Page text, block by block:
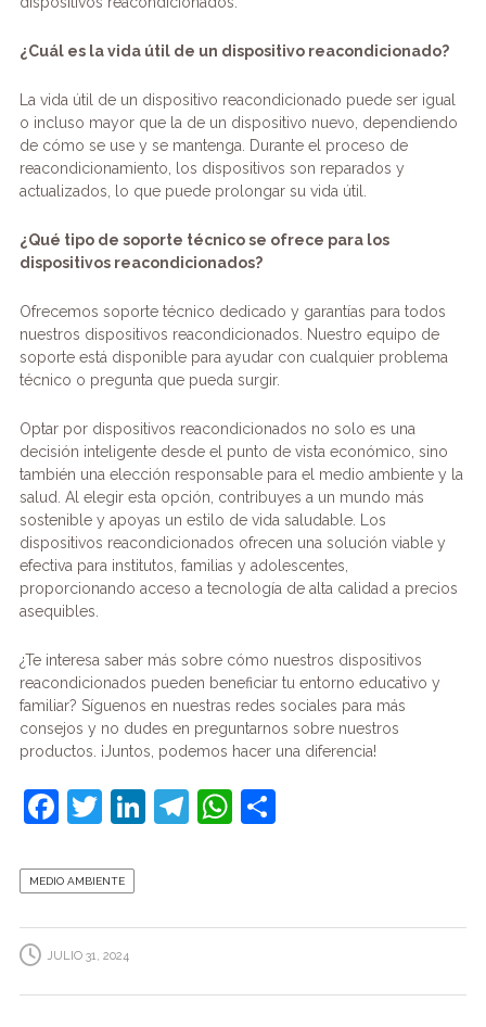
¿Cuál es la vida útil de un dispositivo reacondicionado?
La vida útil de un dispositivo reacondicionado puede ser igual
o incluso mayor que la de un dispositivo nuevo, dependiendo
de cómo se use y se mantenga. Durante el proceso de
reacondicionamiento, los dispositivos son reparados y
actualizados, lo que puede prolongar su vida útil.
¿Qué tipo de soporte técnico se ofrece para los
dispositivos reacondicionados?
Ofrecemos soporte técnico dedicado y garantías para todos
nuestros dispositivos reacondicionados. Nuestro equipo de
soporte está disponible para ayudar con cualquier problema
técnico o pregunta que pueda surgir.
Optar por dispositivos reacondicionados no solo es una
decisión inteligente desde el punto de vista económico, sino
también una elección responsable para el medio ambiente y la
salud. Al elegir esta opción, contribuyes a un mundo más
sostenible y apoyas un estilo de vida saludable. Los
dispositivos reacondicionados ofrecen una solución viable y
efectiva para institutos, familias y adolescentes,
proporcionando acceso a tecnología de alta calidad a precios
asequibles.
¿Te interesa saber más sobre cómo nuestros dispositivos
reacondicionados pueden beneficiar tu entorno educativo y
familiar? Síguenos en nuestras redes sociales para más
consejos y no dudes en preguntarnos sobre nuestros
productos. ¡Juntos, podemos hacer una diferencia!
F
c
b
T
itt
Li T W C
MEDIO AMBIENTE
JULIO 31, 2024